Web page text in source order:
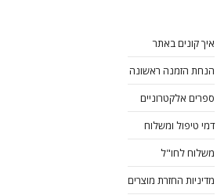
איך קונים באתר
הנחת הזמנה ראשונה
ספרים אלקטרוניים
דמי טיפול ומשלוח
משלוח לחו"ל
מדיניות החזרת מוצרים